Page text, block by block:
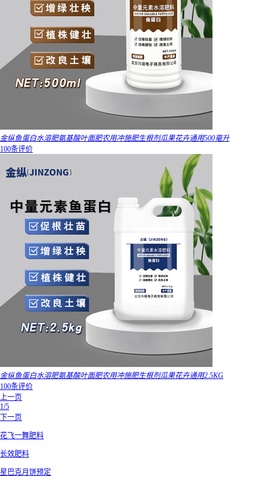
金纵鱼蛋白水溶肥氨基酸叶面肥农用冲施肥生根剂瓜果花卉通用500毫升
100条评价
金纵鱼蛋白水溶肥氨基酸叶面肥农用冲施肥生根剂瓜果花卉通用2.5KG
100条评价
上一页
1/5
下一页
花飞一舞肥料
长效肥料
星巴克月饼预定